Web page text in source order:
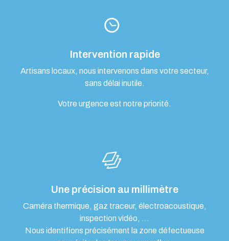
Intervention rapide
Artisans locaux, nous intervenons dans votre secteur,
sans délai inutile.
Votre urgence est notre priorité.
Une précision au millimètre
Caméra thermique, gaz traceur, électroacoustique,
inspection vidéo, …
Nous identifions précisément la zone défectueuse